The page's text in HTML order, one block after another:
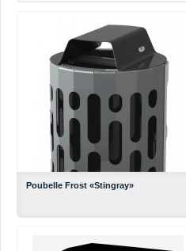
Poubelle Frost «Stingray»